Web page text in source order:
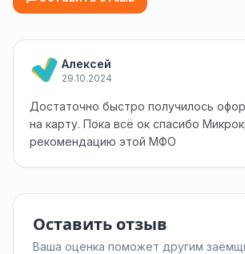
Алексей
29.10.2024
Достаточно быстро получилось
на карту. Пока всё ок спасибо
рекомендацию этой МФО
Оставить отзыв
Ваша оценка поможет другим